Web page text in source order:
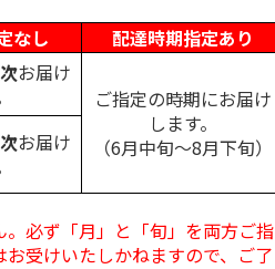
なし
配達時期指定あり
お届け
ご指定の時期にお届け
します。
（6月中旬～8月下旬）
お届け
必ず「月」と「旬」を両方ご指
受けいたしかねますので、ご了